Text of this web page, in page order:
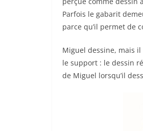
Parfois le gabarit
parce qu’il permet de
Miguel dessine, mais
le support : le dessin
de Miguel lorsqu’il